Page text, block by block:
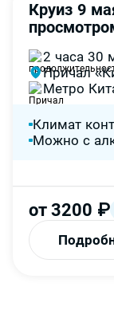
-20%
Круиз 9
2 часа 30
Причал
Метро
Климат
Можно с
от3200 ₽